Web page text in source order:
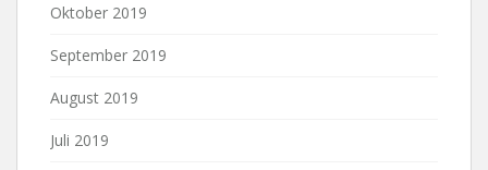
Oktober 2019
September 2019
August 2019
Juli 2019